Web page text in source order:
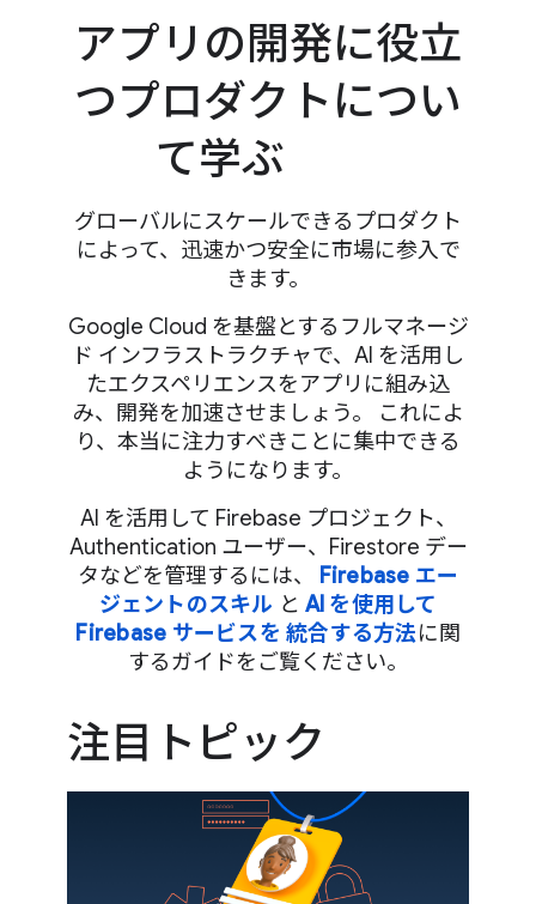
アプリの開発に役立
つプロダクトについ
て学ぶ
グローバルにスケールできるプロダクト
によって、迅速かつ安全に市場に参入で
きます。
Google Cloud を基盤とするフルマネージ
ド インフラストラクチャで、AI を活用し
たエクスペリエンスをアプリに組み込
み、開発を加速させましょう。 これによ
り、本当に注力すべきことに集中できる
ようになります。
AI を活用して Firebase プロジェクト、
Authentication ユーザー、Firestore デー
タなどを管理するには、
Firebase エー
ジェントのスキル と AI を使用して
Firebase サービスを 統合する方法に関
するガイドをご覧ください。
注目トピック